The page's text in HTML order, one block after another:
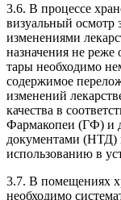
3.6. В процессе
визуальный осмотр
изменениями
назначения не
тары необходимо
содержимое
изменений
качества в
Фармакопеи (ГФ) и
документами (НТД)
использованию в
3.7. В помещениях
необходимо